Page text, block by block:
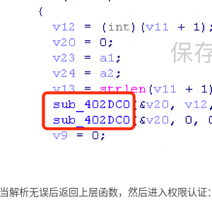
当解析无误后返回上层函数，然后进入权限认证：